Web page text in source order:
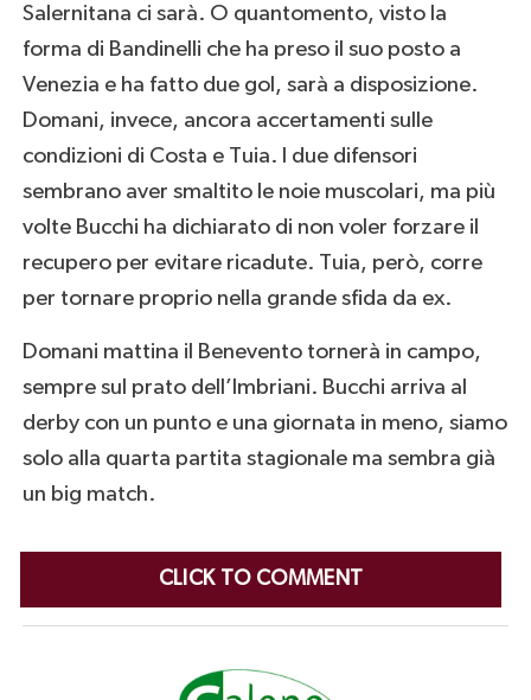
Salernitana ci sarà. O quantomento, visto la
forma di Bandinelli che ha preso il suo posto a
Venezia e ha fatto due gol, sarà a disposizione.
Domani, invece, ancora accertamenti sulle
condizioni di Costa e Tuia. I due difensori
sembrano aver smaltito le noie muscolari, ma più
volte Bucchi ha dichiarato di non voler forzare il
recupero per evitare ricadute. Tuia, però, corre
per tornare proprio nella grande sfida da ex.
Domani mattina il Benevento tornerà in campo,
sempre sul prato dell’Imbriani. Bucchi arriva al
derby con un punto e una giornata in meno, siamo
solo alla quarta partita stagionale ma sembra già
un big match.
CLICK TO COMMENT